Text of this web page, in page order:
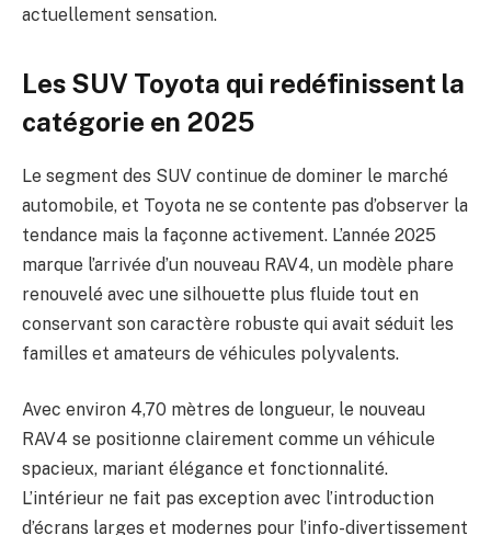
actuellement sensation.
Les SUV Toyota qui redéfinissent la
catégorie en 2025
Le segment des SUV continue de dominer le marché
automobile, et Toyota ne se contente pas d’observer la
tendance mais la façonne activement. L’année 2025
marque l’arrivée d’un nouveau RAV4, un modèle phare
renouvelé avec une silhouette plus fluide tout en
conservant son caractère robuste qui avait séduit les
familles et amateurs de véhicules polyvalents.
Avec environ 4,70 mètres de longueur, le nouveau
RAV4 se positionne clairement comme un véhicule
spacieux, mariant élégance et fonctionnalité.
L’intérieur ne fait pas exception avec l’introduction
d’écrans larges et modernes pour l’info-divertissement